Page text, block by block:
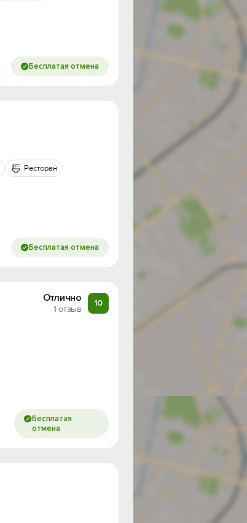
Бесплатая отмена
Ресторан
Бесплатая отмена
Отлично
1 отзыв
10
Бесплатая
отмена